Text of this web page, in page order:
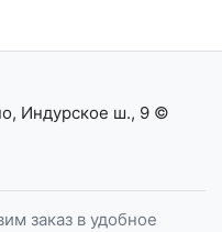
Индурское ш., 9 ©
заказ в удобное